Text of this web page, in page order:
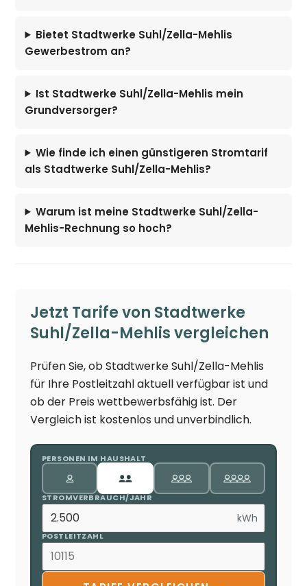
Bietet Stadtwerke Suhl/Zella-Mehlis
Gewerbestrom an?
Ist Stadtwerke Suhl/Zella-Mehlis mein
Grundversorger?
Wie finde ich einen günstigeren Stromtarif
als Stadtwerke Suhl/Zella-Mehlis?
Warum ist meine Stadtwerke Suhl/Zella-
Mehlis-Rechnung so hoch?
Jetzt Tarife von Stadtwerke
Suhl/Zella-Mehlis vergleichen
Prüfen Sie, ob Stadtwerke Suhl/Zella-Mehlis
für Ihre Postleitzahl aktuell verfügbar ist und
ob der Preis wettbewerbsfähig ist. Der
Vergleich ist kostenlos und unverbindlich.
PERSONEN IM HAUSHALT
STROMVERBRAUCH/JAHR
kWh
POSTLEITZAHL